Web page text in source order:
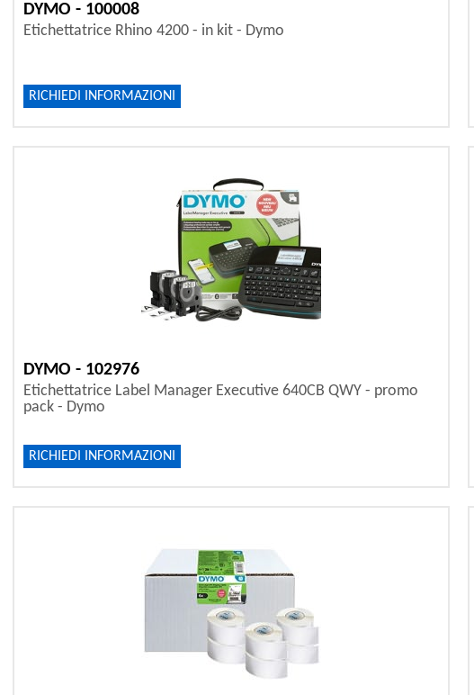
DYMO - 100008
Etichettatrice Rhino 4200 - in kit - Dymo
RICHIEDI INFORMAZIONI
DYMO - 102976
Etichettatrice Label Manager Executive 640CB QWY - promo
pack - Dymo
RICHIEDI INFORMAZIONI